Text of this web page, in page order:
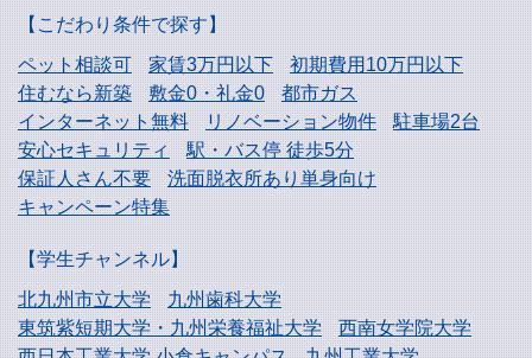
【こだわり条件で探す】
ペット相談可
家賃3万円以下
初期費用10万円以下
住むなら新築
敷金0・礼金0
都市ガス
インターネット無料
リノベーション物件
駐車場2台
安心セキュリティ
駅・バス停 徒歩5分
保証人さん不要
洗面脱衣所あり単身向け
キャンペーン特集
【学生チャンネル】
北九州市立大学
九州歯科大学
東筑紫短期大学・九州栄養福祉大学
西南女学院大学